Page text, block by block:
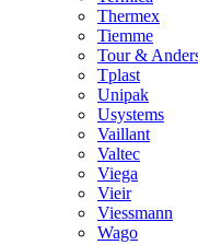
Thermex
Tiemme
Tour &
Tplast
Unipak
Usystems
Vaillant
Valtec
Viega
Vieir
Viessmann
Wago